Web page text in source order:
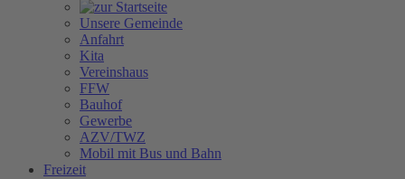
Unsere Gemeinde
Anfahrt
Kita
Vereinshaus
FFW
Bauhof
Gewerbe
AZV/TWZ
Mobil mit Bus und Bahn
Freizeit